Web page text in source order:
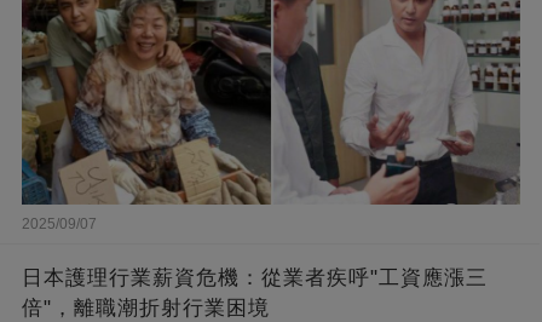
2025/09/07
日本護理行業薪資危機：從業者疾呼"工資應漲三
倍"，離職潮折射行業困境